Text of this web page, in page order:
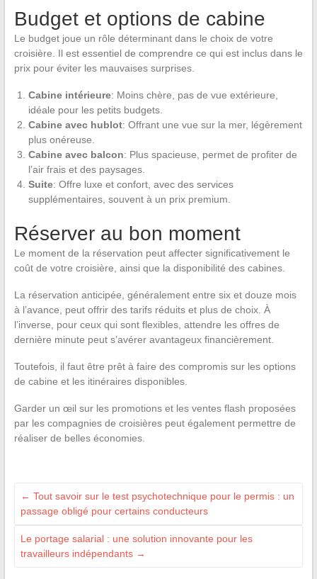
Budget et options de cabine
Le budget joue un rôle déterminant dans le choix de votre
croisière. Il est essentiel de comprendre ce qui est inclus dans le
prix pour éviter les mauvaises surprises.
Cabine intérieure: Moins chère, pas de vue extérieure,
idéale pour les petits budgets.
Cabine avec hublot: Offrant une vue sur la mer, légèrement
plus onéreuse.
Cabine avec balcon: Plus spacieuse, permet de profiter de
l’air frais et des paysages.
Suite: Offre luxe et confort, avec des services
supplémentaires, souvent à un prix premium.
Réserver au bon moment
Le moment de la réservation peut affecter significativement le
coût de votre croisière, ainsi que la disponibilité des cabines.
La réservation anticipée, généralement entre six et douze mois
à l’avance, peut offrir des tarifs réduits et plus de choix. À
l’inverse, pour ceux qui sont flexibles, attendre les offres de
dernière minute peut s’avérer avantageux financièrement.
Toutefois, il faut être prêt à faire des compromis sur les options
de cabine et les itinéraires disponibles.
Garder un œil sur les promotions et les ventes flash proposées
par les compagnies de croisières peut également permettre de
réaliser de belles économies.
← Tout savoir sur le test psychotechnique pour le permis : un
passage obligé pour certains conducteurs
Le portage salarial : une solution innovante pour les
travailleurs indépendants →